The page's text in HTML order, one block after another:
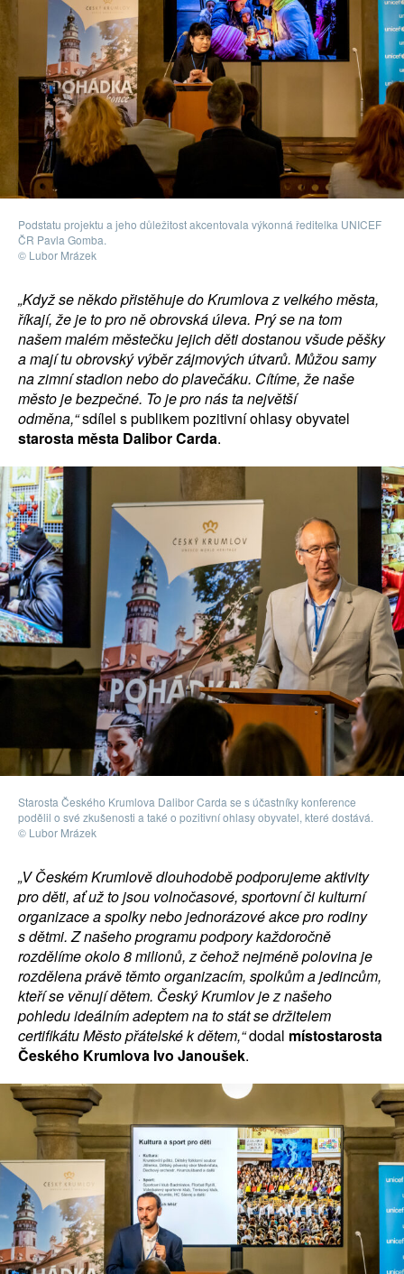
Podstatu projektu a jeho důležitost akcentovala výkonná ředitelka UNICEF
ČR Pavla Gomba.
© Lubor Mrázek
„Když se někdo přistěhuje do Krumlova z velkého města,
říkají, že je to pro ně obrovská úleva. Prý se na tom
našem malém městečku jejich děti dostanou všude pěšky
a mají tu obrovský výběr zájmových útvarů. Můžou samy
na zimní stadion nebo do plavečáku. Cítíme, že naše
město je bezpečné. To je pro nás ta největší
odměna,“sdílel s publikem pozitivní ohlasy obyvatel
starosta města Dalibor Carda.
Starosta Českého Krumlova Dalibor Carda se s účastníky konference
podělil o své zkušenosti a také o pozitivní ohlasy obyvatel, které dostává.
© Lubor Mrázek
„V Českém Krumlově dlouhodobě podporujeme aktivity
pro děti, ať už to jsou volnočasové, sportovní či kulturní
organizace a spolky nebo jednorázové akce pro rodiny
s dětmi. Z našeho programu podpory každoročně
rozdělíme okolo 8 milionů, z čehož nejméně polovina je
rozdělena právě těmto organizacím, spolkům a jedincům,
kteří se věnují dětem. Český Krumlov je z našeho
pohledu ideálním adeptem na to stát se držitelem
certifikátu Město přátelské k dětem,“dodal místostarosta
Českého Krumlova Ivo Janoušek.